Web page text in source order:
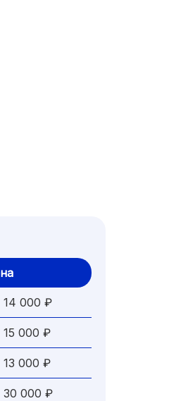
000 ₽
000 ₽
000 ₽
000 ₽